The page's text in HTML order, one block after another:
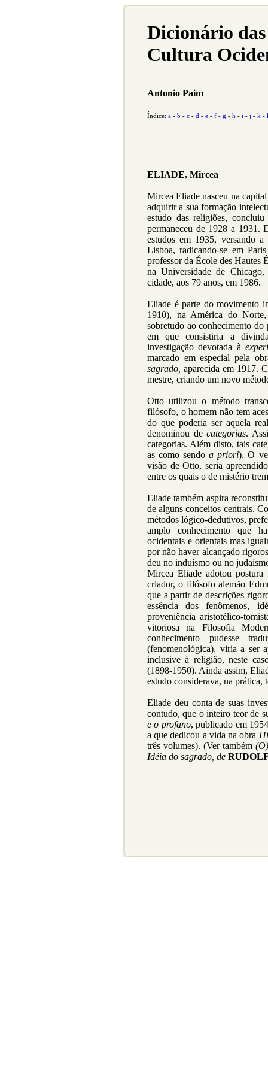
Dicionário
Cultura
Antonio Paim
Índice: a - b - c - d - e - f - g - h - i - j - k - l
ELIADE, Mircea
Mircea Eliade nasceu na
adquirir a sua formação
estudo das religiões,
permaneceu de 1928 a 1931.
estudos em 1935, versando
Lisboa, radicando-se em
professor da École des Hautes
na Universidade de
cidade, aos 79 anos, em 1986.
Eliade é parte do movimento
1910), na América do
sobretudo ao conhecimento
em que consistiria a
investigação devotada à
marcado em especial pela
sagrado, aparecida em 1917.
mestre, criando um novo
Otto utilizou o método
filósofo, o homem não tem
do que poderia ser aquela
denominou decategorias.
categorias. Além disto, tais
as como sendoa priori). O
visão de Otto, seria
entre os quais o de mistério
Eliade também aspira
de alguns conceitos centrais.
métodos lógico-dedutivos,
amplo conhecimento que
ocidentais e orientais mas
por não haver alcançado
deu no induísmo ou no
Mircea Eliade adotou postura
criador, o filósofo alemão
que a partir de descrições
essência dos fenômenos,
proveniência aristotélico-
vitoriosa na Filosofia
conhecimento pudesse
(fenomenológica), viria a ser
inclusive à religião, neste
(1898-1950). Ainda assim,
estudo considerava, na prática,
Eliade deu conta de suas
contudo, que o inteiro teor de
e o profano, publicado em
a que dedicou a vida na obra
três volumes). (Ver também
Idéia do sagrado, de